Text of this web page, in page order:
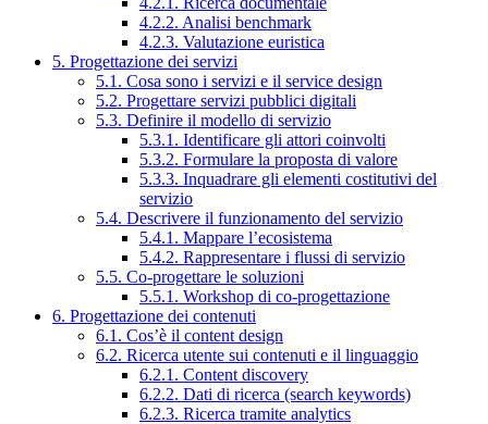
4.2.2. Analisi benchmark
4.2.3. Valutazione euristica
5. Progettazione dei servizi
5.1. Cosa sono i servizi e il service design
5.2. Progettare servizi pubblici digitali
5.3. Definire il modello di servizio
5.3.1. Identificare gli attori coinvolti
5.3.2. Formulare la proposta di valore
5.3.3. Inquadrare gli elementi costitutivi del
servizio
5.4. Descrivere il funzionamento del servizio
5.4.1. Mappare l’ecosistema
5.4.2. Rappresentare i flussi di servizio
5.5. Co-progettare le soluzioni
5.5.1. Workshop di co-progettazione
6. Progettazione dei contenuti
6.1. Cos’è il content design
6.2. Ricerca utente sui contenuti e il linguaggio
6.2.1. Content discovery
6.2.2. Dati di ricerca (search keywords)
6.2.3. Ricerca tramite analytics